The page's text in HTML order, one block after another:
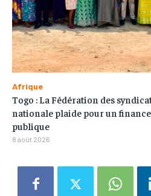
Afrique
Togo : La Fédération des
nationale plaide pour un
publique
8 août 2026